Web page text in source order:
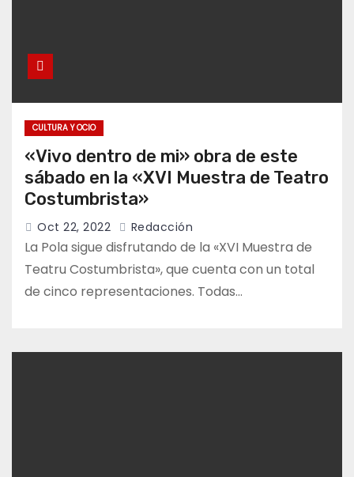
CULTURA Y OCIO
«Vivo dentro de mi» obra de este
sábado en la «XVI Muestra de Teatro
Costumbrista»
Oct 22, 2022 Redacción
La Pola sigue disfrutando de la «XVI Muestra de
Teatru Costumbrista», que cuenta con un total
de cinco representaciones. Todas…